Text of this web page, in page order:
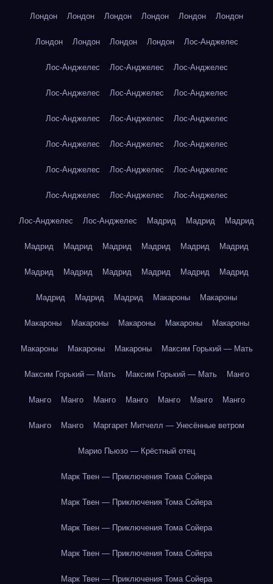
Лондон Лондон Лондон Лондон Лондон Лондон
Лондон Лондон Лондон Лондон Лос-Анджелес
Лос-Анджелес Лос-Анджелес Лос-Анджелес
Лос-Анджелес Лос-Анджелес Лос-Анджелес
Лос-Анджелес Лос-Анджелес Лос-Анджелес
Лос-Анджелес Лос-Анджелес Лос-Анджелес
Лос-Анджелес Лос-Анджелес Лос-Анджелес
Лос-Анджелес Лос-Анджелес Лос-Анджелес
Лос-Анджелес Лос-Анджелес Мадрид Мадрид Мадрид
Мадрид Мадрид Мадрид Мадрид Мадрид Мадрид
Мадрид Мадрид Мадрид Мадрид Мадрид Мадрид
Мадрид Мадрид Мадрид Макароны Макароны
Макароны Макароны Макароны Макароны Макароны
Макароны Макароны Макароны Максим Горький — Мать
Максим Горький — Мать Максим Горький — Мать Манго
Манго Манго Манго Манго Манго Манго Манго
Манго Манго Маргарет Митчелл — Унесённые ветром
Марио Пьюзо — Крёстный отец
Марк Твен — Приключения Тома Сойера
Марк Твен — Приключения Тома Сойера
Марк Твен — Приключения Тома Сойера
Марк Твен — Приключения Тома Сойера
Марк Твен — Приключения Тома Сойера